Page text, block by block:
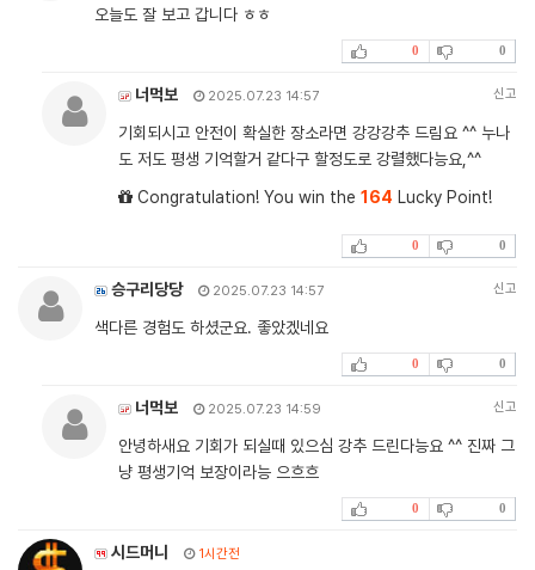
오늘도 잘 보고 갑니다 ㅎㅎ
0 0
너먹보 2025.07.23 14:57 신고
기회되시고 안전이 확실한 장소라면 강강강추 드림요 ^^ 누나
도 저도 평생 기억할거 같다구 할정도로 강렬했다능요,^^
Congratulation! You win the 164 Lucky Point!
0 0
승구리당당 2025.07.23 14:57 신고
색다른 경험도 하셨군요. 좋았겠네요
0 0
너먹보 2025.07.23 14:59 신고
안녕하새요 기회가 되실때 있으심 강추 드린다능요 ^^ 진짜 그
냥 평생기억 보장이라능 으흐흐
0 0
시드머니 1시간전